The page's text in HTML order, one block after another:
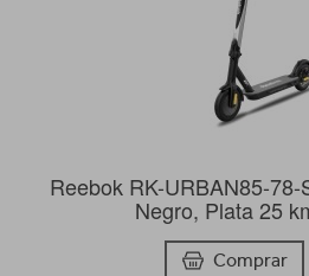
Reebok RK-URBAN85-
Negro, Plata 25
Comprar